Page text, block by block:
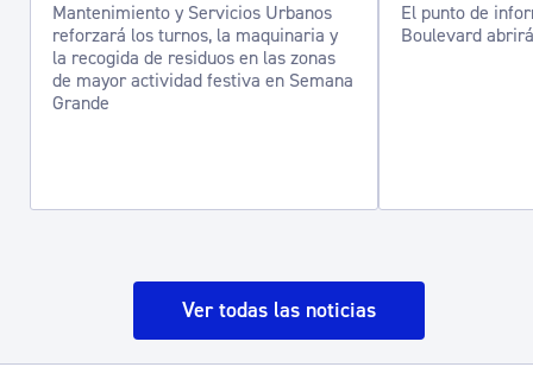
Mantenimiento y Servicios Urbanos
reforzará los turnos, la maquinaria y
la recogida de residuos en las zonas
de mayor actividad festiva en Semana
Grande
El punto de
Boulevard
Ver todas las noticias